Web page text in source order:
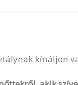
kínáljon